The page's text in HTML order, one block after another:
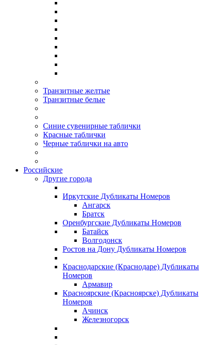
Транзитные желтые
Транзитные белые
Синие сувенирные таблички
Красные таблички
Черные таблички на авто
Российские
Другие города
Иркутские Дубликаты Номеров
Ангарск
Братск
Оренбургские Дубликаты Номеров
Батайск
Волгодонск
Ростов на Дону Дубликаты Номеров
Краснодарские (Краснодаре) Дубликаты
Номеров
Армавир
Красноярские (Красноярске) Дубликаты
Номеров
Ачинск
Железногорск